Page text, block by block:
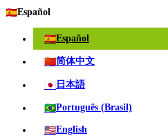
🇪🇸Español
🇪🇸Español
🇨🇳简体中文
🇯🇵 日本語
🇧🇷Português (Brasil)
🇺🇸English